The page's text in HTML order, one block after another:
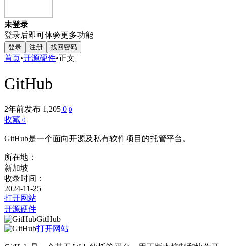
未登录
登录后即可体验更多功能
登录 注册 找回密码
首页•开源硬件•正文
GitHub
2年前发布 1,205 0 0
收藏 0
GitHub是一个面向开源及私有软件项目的托管平台。
所在地：
新加坡
收录时间：
2024-11-25
打开网站
开源硬件
GitHub
打开网站